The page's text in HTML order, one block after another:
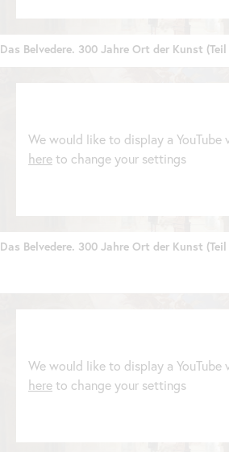
Das Belvedere. 300 Jahre Ort der Kunst (Teil
We would like to display a YouTube
here to change your settings
Das Belvedere. 300 Jahre Ort der Kunst (Teil
We would like to display a YouTube
here to change your settings